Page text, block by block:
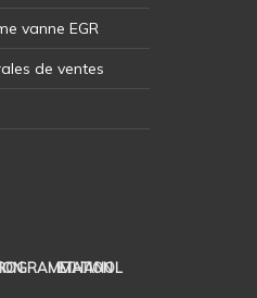
vanne EGR
de ventes
ETHANOL